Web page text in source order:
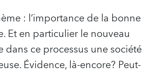
: l’importance de la bonne
Et en particulier le nouveau
dans ce processus une société
Évidence, là-encore? Peut-